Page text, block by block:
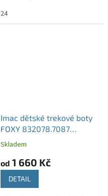
24
Imac dětské trekové boty
FOXY 832078.7087
Grigio/Lilla
Skladem
od 1 660 Kč
DETAIL